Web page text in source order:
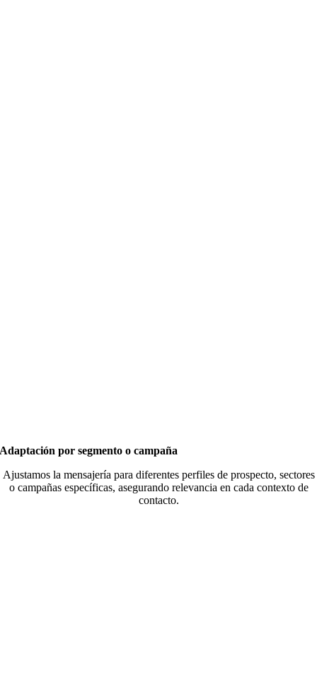
Adaptación por segmento o campaña
Ajustamos la mensajería para diferentes perfiles de prospecto, sectores
o campañas específicas, asegurando relevancia en cada contexto de
contacto.